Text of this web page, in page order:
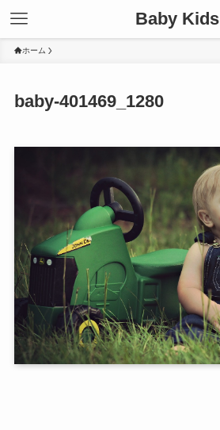
Baby Kids
ホーム
baby-401469_1280